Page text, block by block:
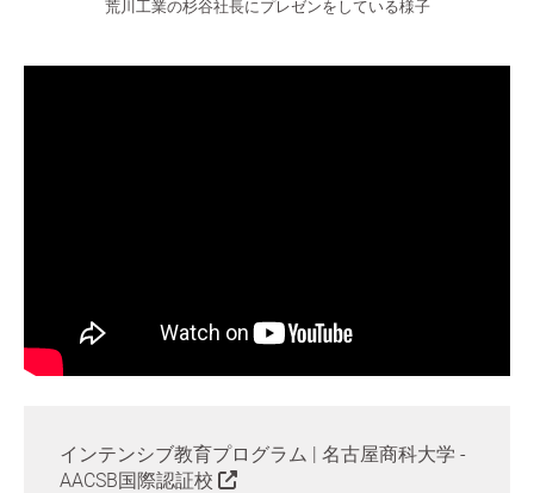
荒川工業の杉谷社長にプレゼンをしている様子
インテンシブ教育プログラム | 名古屋商科大学 -
AACSB国際認証校